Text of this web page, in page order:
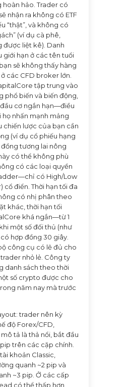
hảo. Trader có
nhận ra không có ETF
“thật”, và không có
(ví dụ cà phê,
được liệt kê). Danh
giới hạn ở các tên tuổi
sẽ không thấy hàng
các CFD broker lớn.
tập trung vào
phổ biến và biến động,
cơ ngắn hạn—điều
họ nhấn mạnh mảng
chiến lược của bạn cần
(ví dụ cổ phiếu hạng
tương lai nông
có thể không phù
có các loại quyền
có High/Low
cổ điển. Thời hạn tối đa
có nhị phân theo
khác, thời hạn tối
khá ngắn—từ 1
một số đối thủ (như
hợp đồng 30 giây.
công cụ có lẽ đủ cho
nhỏ lẻ. Công ty
danh sách theo thời
số crypto được cho
năm nay mà trước
trader nên kỳ
độ Forex/CFD,
tả là thả nổi, bắt đầu
pip trên các cặp chính.
khoản Classic,
quanh ~2 pip và
~3 pip. Ở các cấp
có thể thấp hơn